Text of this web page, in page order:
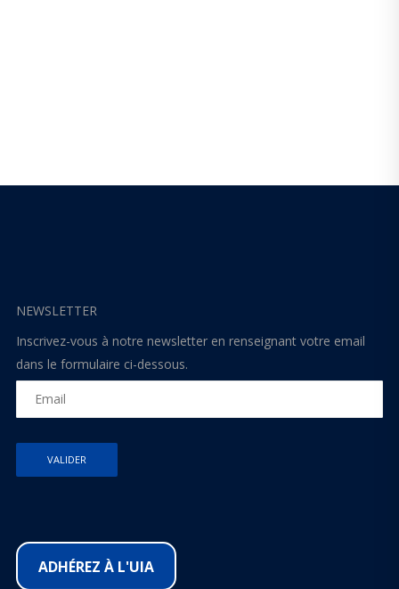
NEWSLETTER
Inscrivez-vous à notre newsletter en renseignant votre email
dans le formulaire ci-dessous.
ADHÉREZ À L'UIA